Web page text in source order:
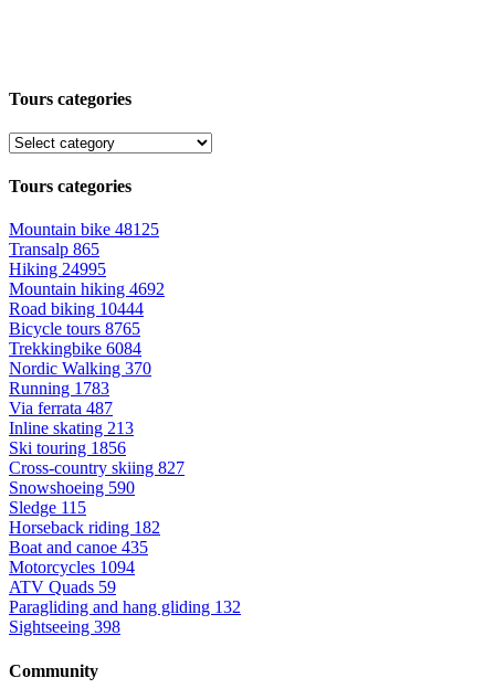
Tours categories
Tours categories
Mountain bike 48125
Transalp 865
Hiking 24995
Mountain hiking 4692
Road biking 10444
Bicycle tours 8765
Trekkingbike 6084
Nordic Walking 370
Running 1783
Via ferrata 487
Inline skating 213
Ski touring 1856
Cross-country skiing 827
Snowshoeing 590
Sledge 115
Horseback riding 182
Boat and canoe 435
Motorcycles 1094
ATV Quads 59
Paragliding and hang gliding 132
Sightseeing 398
Community